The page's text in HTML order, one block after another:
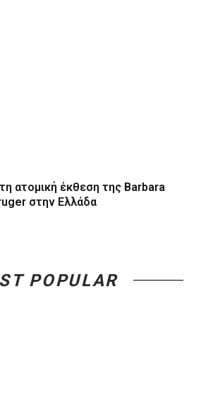
ατομική έκθεση της Barbara
στην Ελλάδα
POPULAR